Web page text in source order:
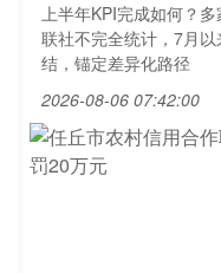
上半年KPI完成如何？
联社不完全统计，7月
结，锚定差异化路径
2026-08-06 07:42:00